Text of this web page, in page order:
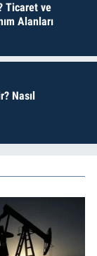
Ticaret ve
Alanları
Nasıl